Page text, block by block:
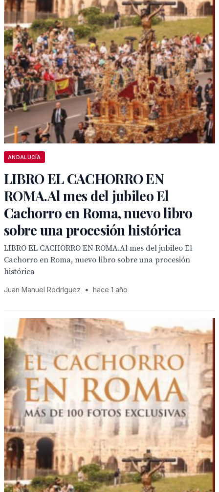
ANDALUCÍA
LIBRO EL CACHORRO EN
ROMA.Al mes del jubileo El
Cachorro en Roma, nuevo libro
sobre una procesión histórica
LIBRO EL CACHORRO EN ROMA.Al mes del jubileo El
Cachorro en Roma, nuevo libro sobre una procesión
histórica
Juan Manuel Rodríguez • hace 1 año